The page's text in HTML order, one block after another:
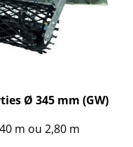
Ø 345 mm (GW)
m ou 2,80 m